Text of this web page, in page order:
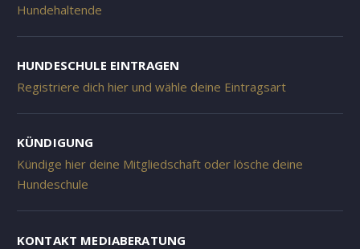
Hundehaltende
HUNDESCHULE EINTRAGEN
Registriere dich hier und wähle deine Eintragsart
KÜNDIGUNG
Kündige hier deine Mitgliedschaft oder lösche deine
Hundeschule
KONTAKT MEDIABERATUNG